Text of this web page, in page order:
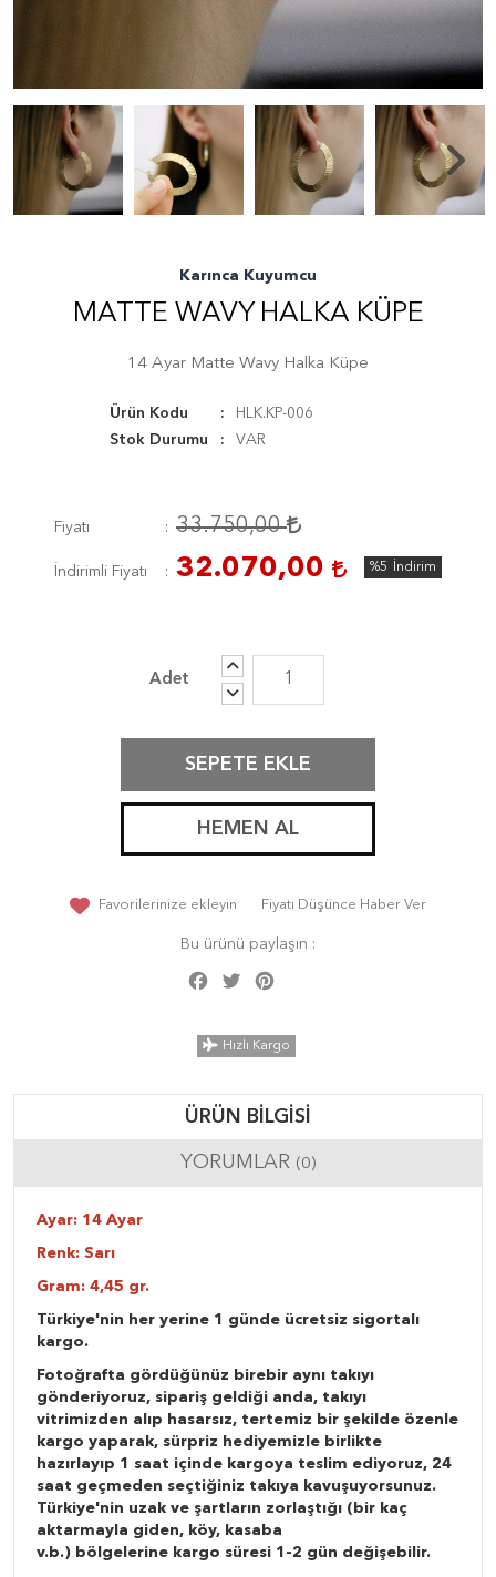
Karınca Kuyumcu
MATTE WAVY HALKA KÜPE
14 Ayar Matte Wavy Halka Küpe
Ürün Kodu
HLK.KP-006
Stok Durumu
VAR
Fiyatı 33.750,00
İndirimli Fiyatı 32.070,00 %5 İndirim
SEPETE EKLE
HEMEN AL
Favorilerinize ekleyin Fiyatı Düşünce Haber Ver
Bu ürünü paylaşın :
Facebook
Twitter
Hızlı Kargo
ÜRÜN BILGISI
YORUMLAR (0)
Ayar: 14 Ayar
Renk: Sarı
Gram: 4,45 gr.
Türkiye'nin her yerine 1 günde ücretsiz sigortalı
kargo.
Fotoğrafta gördüğünüz birebir aynı takıyı
gönderiyoruz, sipariş geldiği anda, takıyı
vitrimizden alıp hasarsız, tertemiz bir şekilde özenle
kargo yaparak, sürpriz hediyemizle birlikte
hazırlayıp 1 saat içinde kargoya teslim ediyoruz, 24
saat geçmeden seçtiğiniz takıya kavuşuyorsunuz.
Türkiye'nin uzak ve şartların zorlaştığı (bir kaç
aktarmayla giden, köy, kasaba
v.b.) bölgelerine kargo süresi 1-2 gün değişebilir.